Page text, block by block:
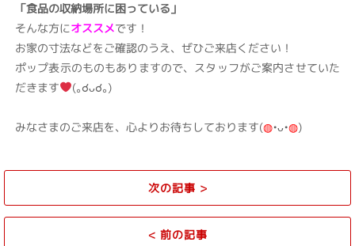
「食品の収納場所に困っている」
そんな方にオススメです！
お家の寸法などをご確認のうえ、ぜひご来店ください！
ポップ表示のものもありますので、スタッフがご案内させていた
だきます
(｡☌ᴗ☌｡)
みなさまのご来店を、心よりお待ちしております(◍•ᴗ•◍)
次の記事 >
< 前の記事